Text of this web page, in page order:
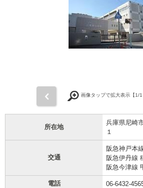
画像タップで拡大表示【1/1
所在地
兵庫県尼崎
１
交通
阪急神戸本
阪急伊丹線
阪急今津線
電話 06-6432-